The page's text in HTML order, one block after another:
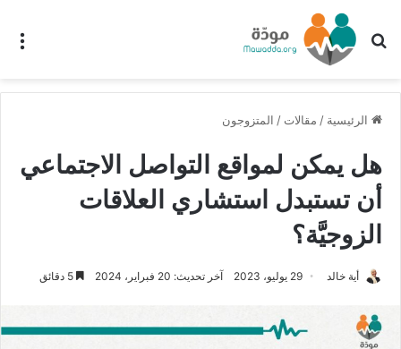
بحث عن
الرئيسية / مقالات / المتزوجون
هل يمكن لمواقع التواصل الاجتماعي
أن تستبدل استشاري العلاقات
الزوجيَّة؟
أية خالد 29 يوليو، 2023 آخر تحديث: 20 فبراير، 2024